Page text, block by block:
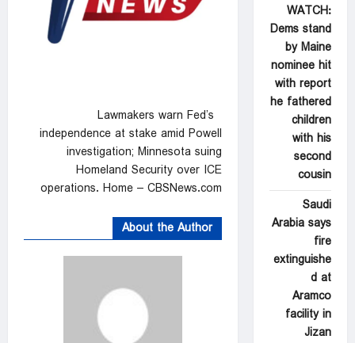
Lawmakers warn Fed’s
independence at stake amid Powell
investigation; Minnesota suing
Homeland Security over ICE
operations. Home – CBSNews.com
About the Author
WATCH:
Dems stand
by Maine
nominee hit
with report
he fathered
children
with his
second
cousin
Saudi
Arabia says
fire
extinguishe
d at
Aramco
facility in
Jizan